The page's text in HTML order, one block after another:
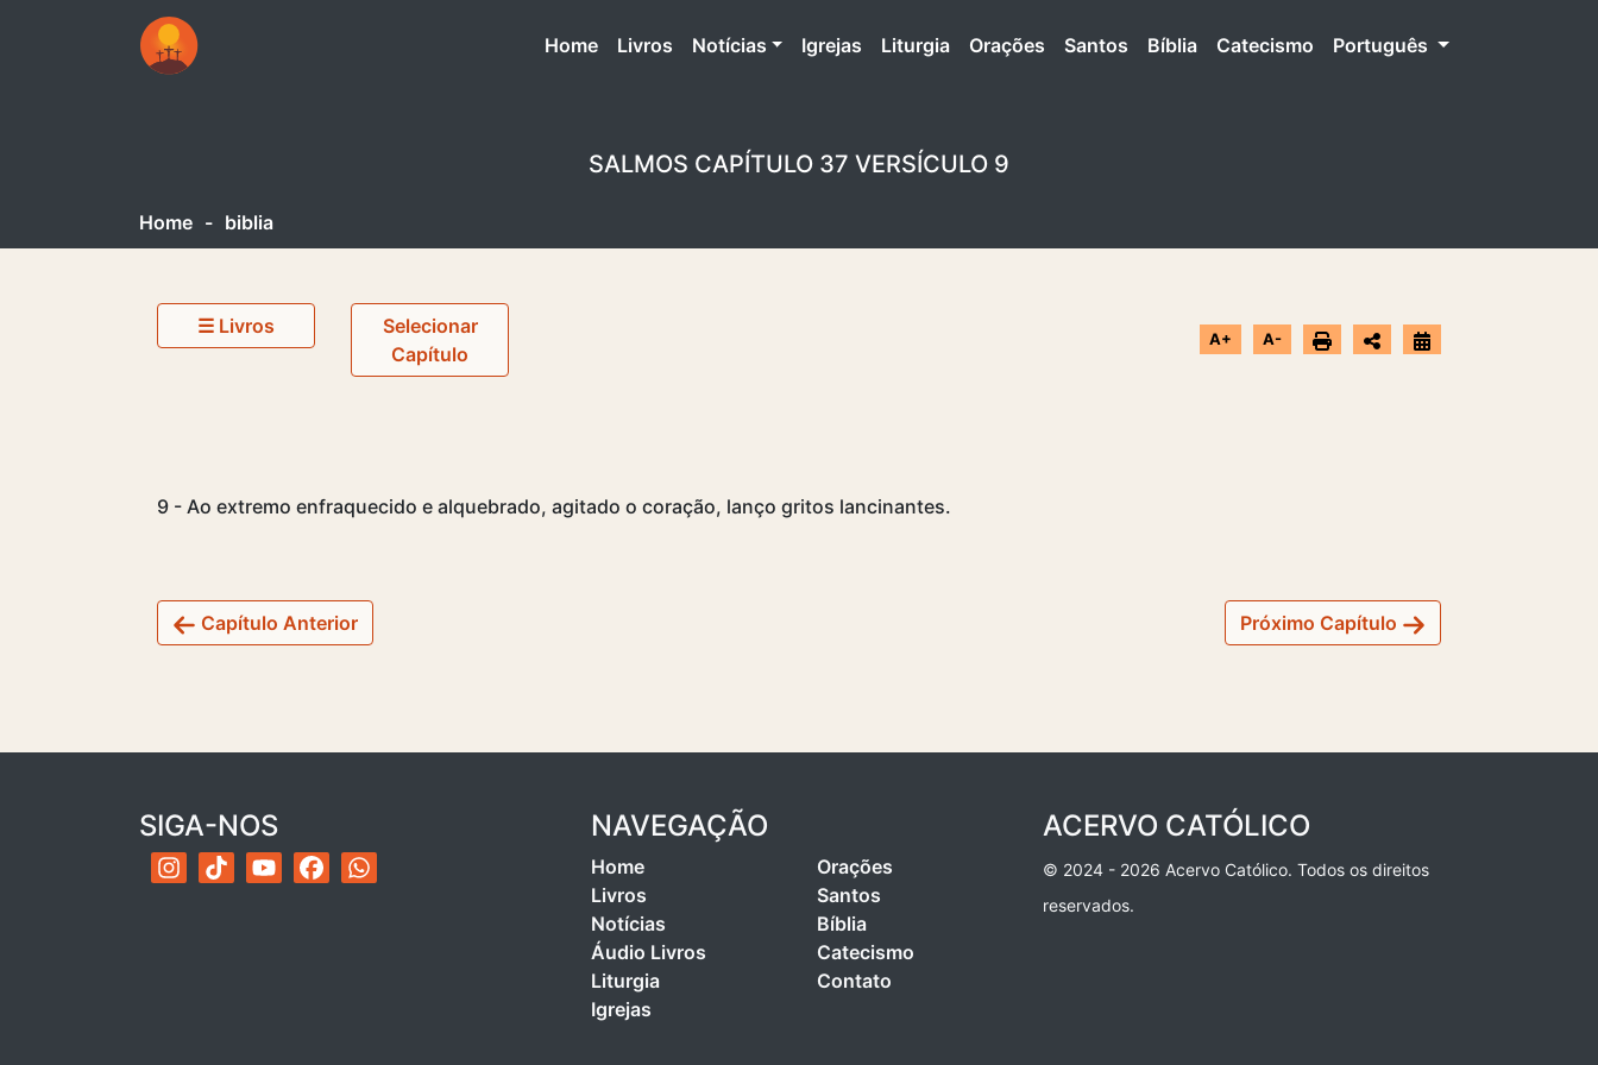
Home(atual)
Livros Notícias Igrejas Liturgia Orações Santos Bíblia Catecismo Português
SALMOS CAPÍTULO 37 VERSÍCULO 9
Home - biblia
☰ Livros
Selecionar
Capítulo
A+ A-
9 - Ao extremo enfraquecido e alquebrado, agitado o coração, lanço gritos lancinantes.
Capítulo Anterior Próximo Capítulo
SIGA-NOS NAVEGAÇÃO
Home
Livros
Notícias
Áudio Livros
Liturgia
Igrejas
Orações
Santos
Bíblia
Catecismo
Contato
ACERVO CATÓLICO
© 2024 - 2026 Acervo Católico. Todos os direitos
reservados.